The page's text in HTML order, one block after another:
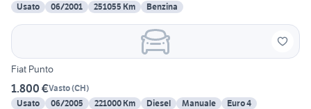
Usato
06/2001 251055 Km Benzina
Fiat Punto
1.800 €Vasto(CH)
Usato
06/2005 221000 Km Diesel Manuale Euro 4